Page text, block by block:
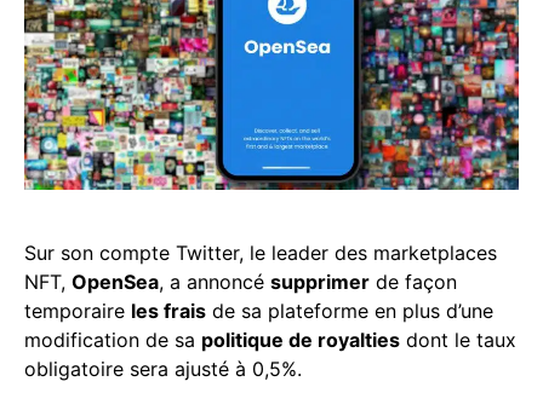
Sur son compte Twitter, le leader des marketplaces
NFT, OpenSea, a annoncé supprimer de façon
temporaire les frais de sa plateforme en plus d’une
modification de sa politique de royalties dont le taux
obligatoire sera ajusté à 0,5%.